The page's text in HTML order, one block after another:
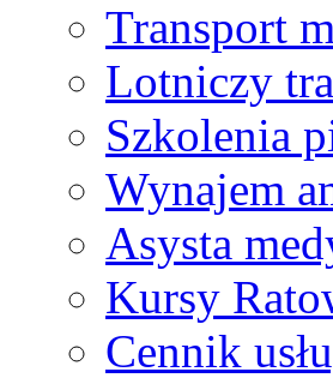
Transport
Lotniczy
Szkolenia
Wynajem
Asysta
Kursy
Cennik